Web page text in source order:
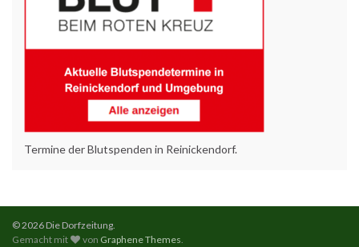
Termine der Blutspenden in Reinickendorf.
© 2026 Die Dorfzeitung.
Gemacht mit
von Graphene Themes.